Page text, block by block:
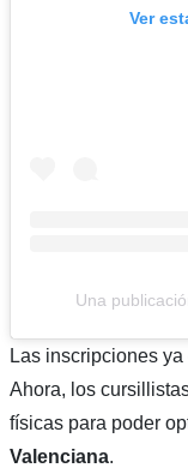
Ver
Una
Las inscripciones
Ahora, los
físicas para poder
Valenciana.